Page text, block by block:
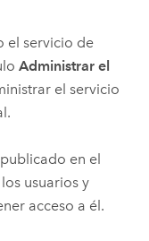
el servicio de
Administrar el
el servicio
en el
usuarios y
acceso a él.